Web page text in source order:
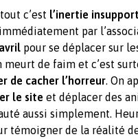
c’est l’inertie
immédiatement par
pour se déplacer sur
meurt de faim et c’est
de cacher l’horreur . On
le site et déplacer des
aussi simplement.
témoigner de la réalité